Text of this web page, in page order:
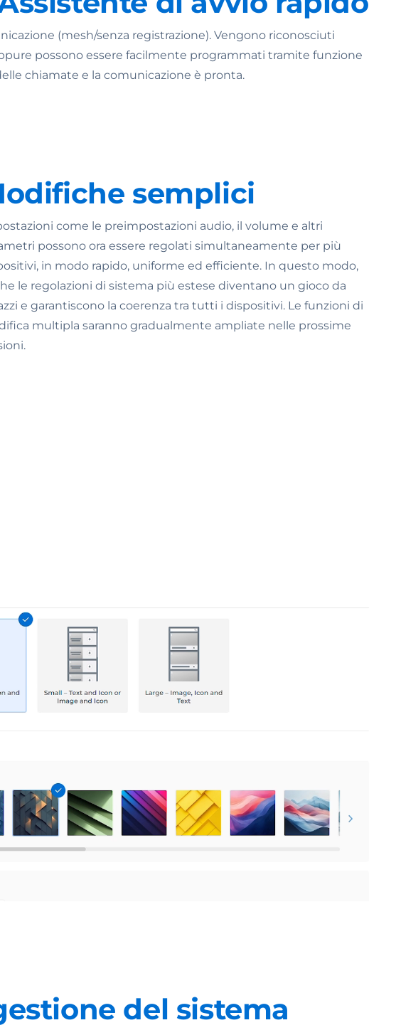
(mesh/senza registrazione). Vengono riconosciuti
possono essere facilmente programmati tramite funzione
chiamate e la comunicazione è pronta.
semplici
come le preimpostazioni audio, il volume e altri
possono ora essere regolati simultaneamente per più
in modo rapido, uniforme ed efficiente. In questo modo,
le regolazioni di sistema più estese diventano un gioco da
e garantiscono la coerenza tra tutti i dispositivi. Le funzioni di
multipla saranno gradualmente ampliate nelle prossime
del sistema